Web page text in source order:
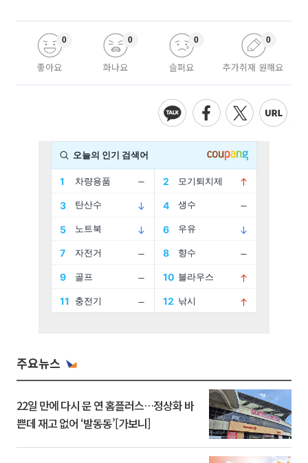
좋아요
0
화나요
0
슬퍼요
0
추가취재 원해요
0
주요뉴스
22일 만에 다시 문 연 홈플러스…정상화 바
쁜데 재고 없어 ‘발동동’[가보니]